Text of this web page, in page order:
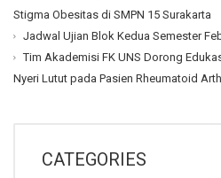
Stigma Obesitas di SMPN 15 Surakarta
Jadwal Ujian Blok Kedua Semester
Tim Akademisi FK UNS Dorong
Nyeri Lutut pada Pasien Rheumatoid
CATEGORIES